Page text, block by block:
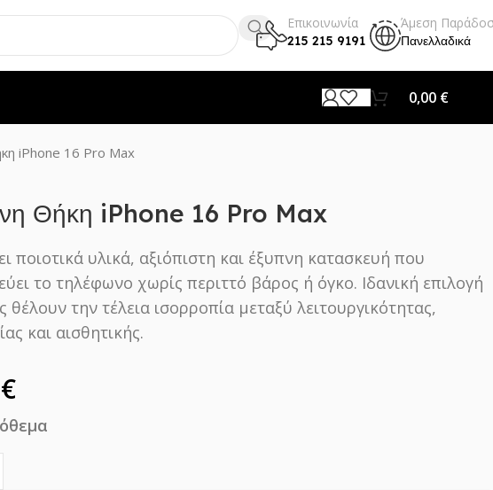
Επικοινωνία
215 215 9191
Άμεση
Πανελλαδικά
0,00 €
iPhone 16 Pro Max
Θήκη iPhone 16 Pro Max
ποιοτικά υλικά, αξιόπιστη και έξυπνη κατασκευή που
το τηλέφωνο χωρίς περιττό βάρος ή όγκο. Ιδανική επιλογή
θέλουν την τέλεια ισορροπία μεταξύ λειτουργικότητας,
και αισθητικής.
€